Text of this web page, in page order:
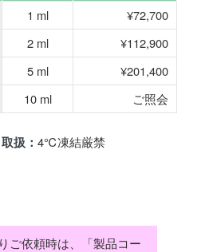
1 ml
¥72,700
2 ml
¥112,900
5 ml
¥201,400
10 ml ご照会
扱： 4℃凍結厳禁
ご依頼時は、「製品コー